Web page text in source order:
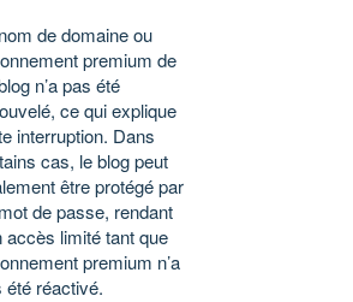
de domaine ou
premium de
n’a pas été
ce qui explique
interruption. Dans
cas, le blog peut
être protégé par
de passe, rendant
accès limité tant que
premium n’a
été réactivé.